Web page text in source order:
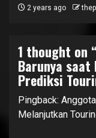
2 years ago
1 thought on “
Barunya
Prediksi
Pingback:
Melanjutkan